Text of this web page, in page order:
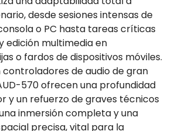
desde sesiones intensas de
o PC hasta tareas críticas
edición multimedia en
o fardos de dispositivos móviles.
controladores de audio de gran
570 ofrecen una profundidad
y un refuerzo de graves técnicos
inmersión completa y una
precisa, vital para la